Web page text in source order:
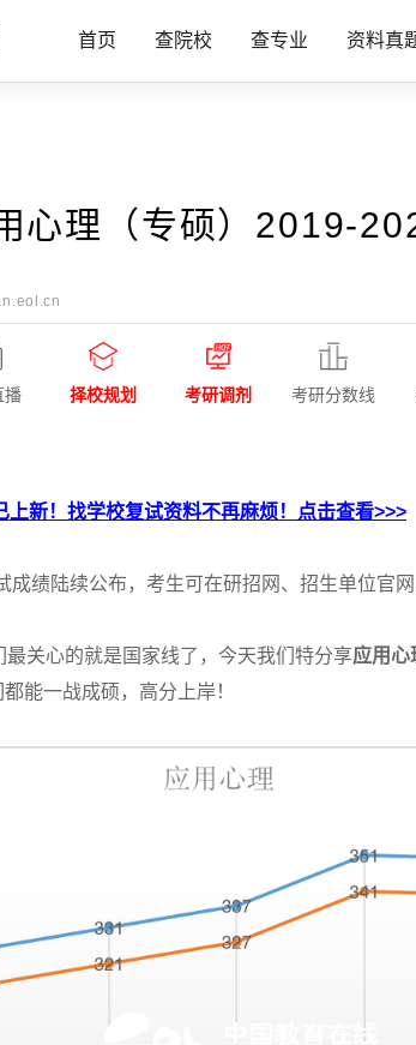
首页 查院校 查专业 资料真
心理（专硕）2019-
播 择校规划 考研调剂 考研分数线
新！找学校复试资料不再麻烦！点击查看>>>
陆续公布，考生可在研招网、招生单位官网
关心的就是国家线了，今天我们特分享应用心
能一战成硕，高分上岸！